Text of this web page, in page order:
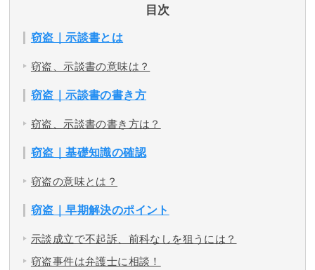
ご依頼者からのお手紙
目次
窃盗｜示談書とは
窃盗、示談書の意味は？
窃盗｜示談書の書き方
窃盗、示談書の書き方は？
窃盗｜基礎知識の確認
窃盗の意味とは？
窃盗｜早期解決のポイント
示談成立で不起訴、前科なしを狙うには？
窃盗事件は弁護士に相談！